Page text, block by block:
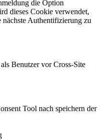
die Option
dieses Cookie verwendet,
Authentifizierung zu
Benutzer vor Cross-Site
Tool nach speichern der